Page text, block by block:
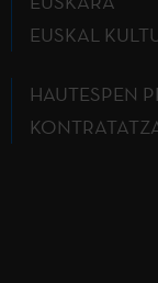
EUSKAL
HAUTESPEN